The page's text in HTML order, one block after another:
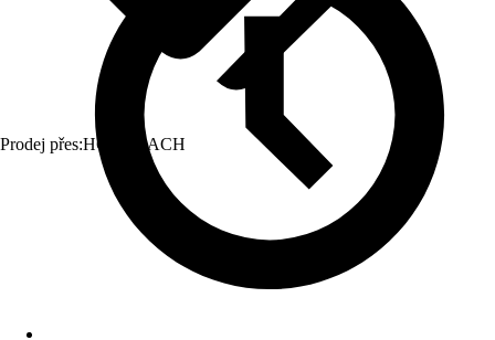
Prodej přes:HORNBACH